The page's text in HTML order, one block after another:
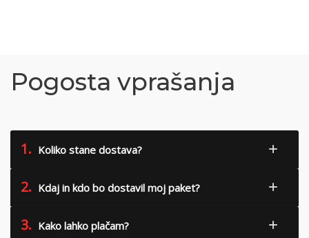
Pogosta vprašanja
1. Koliko stane dostava?
2. Kdaj in kdo bo dostavil moj paket?
3. Kako lahko plačam?